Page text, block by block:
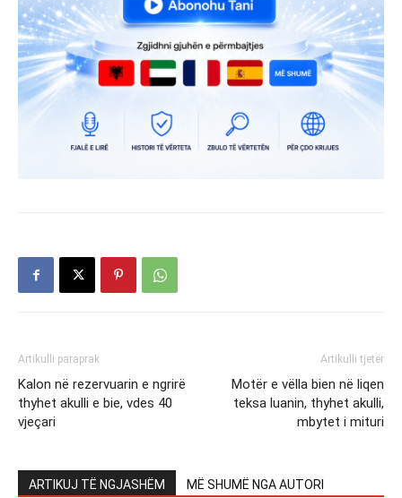
Artikulli paraprak
Kalon në rezervuarin e ngrirë
thyhet akulli e bie, vdes 40
vjeçari
Artikulli tjetër
Motër e vëlla bien në liqen
teksa luanin, thyhet akulli,
mbytet i mituri
ARTIKUJ TË NGJASHËM MË SHUMË NGA AUTORI